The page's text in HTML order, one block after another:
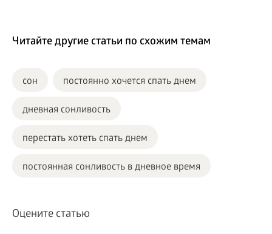
Читайте другие статьи по схожим темам
сон постоянно хочется спать днем
дневная сонливость
перестать хотеть спать днем
постоянная сонливость в дневное время
Оцените статью